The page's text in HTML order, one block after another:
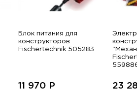
Блок питания для
конструкторов
Fischertechnik 505283
11 970 Р 23